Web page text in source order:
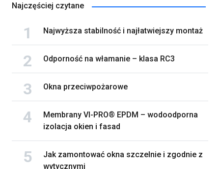
Najczęściej czytane
Najwyższa stabilność i najłatwiejszy montaż
Odporność na włamanie – klasa RC3
Okna przeciwpożarowe
Membrany VI-PRO® EPDM – wodoodporna
izolacja okien i fasad
Jak zamontować okna szczelnie i zgodnie z
wytycznymi